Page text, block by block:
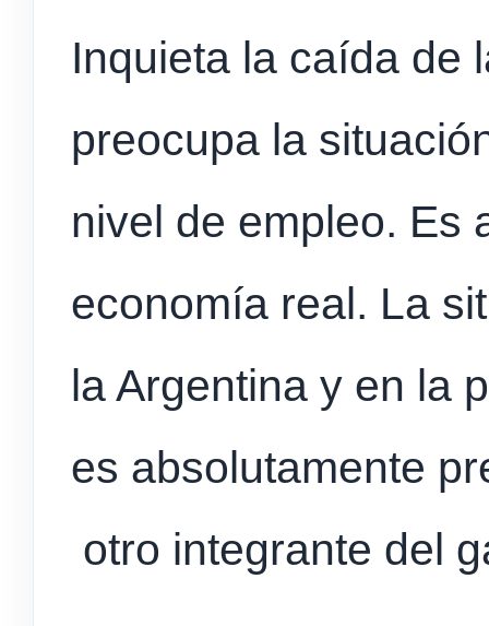
Inquieta la caída de
preocupa la
nivel de empleo. Es
economía real. La
la Argentina y en la
es absolutamente
otro integrante del